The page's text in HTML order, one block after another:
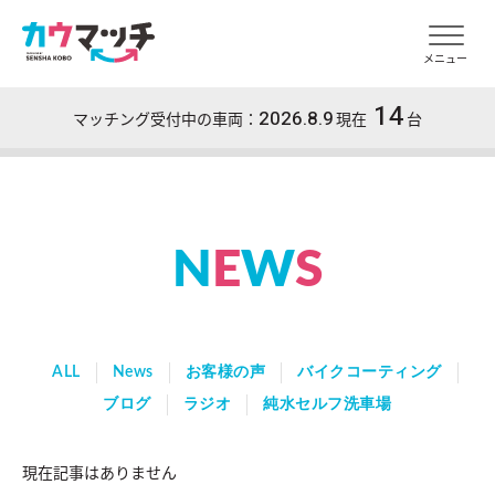
メニュー
マッチング受付中の車両： 2026.8.9現在 14 台
N EWS
ALL News お客様の声 バイクコーティング
ブログ ラジオ 純水セルフ洗車場
現在記事はありません